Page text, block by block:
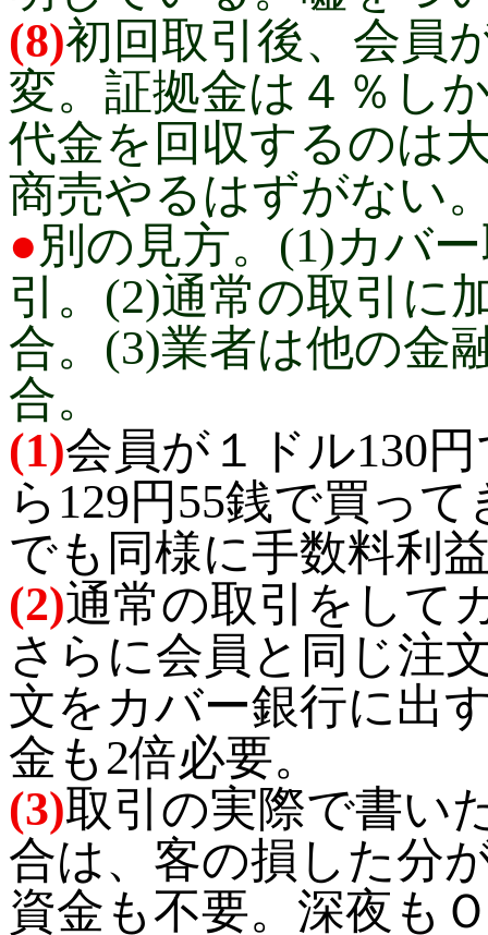
(8)初回取引後、会員
変。証拠金は４％し
代金を回収するのは
商売やるはずがない
●別の見方。(1)カバ
引。(2)通常の取引に
合。(3)業者は他の金
合。
(1)会員が１ドル130
ら129円55銭で買っ
でも同様に手数料利
(2)通常の取引をして
さらに会員と同じ注
文をカバー銀行に出
金も2倍必要。
(3)取引の実際で書い
合は、客の損した分
資金も不要。深夜も